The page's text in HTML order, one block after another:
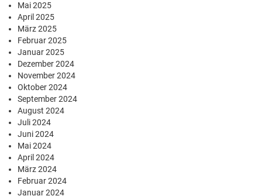
Mai 2025
April 2025
März 2025
Februar 2025
Januar 2025
Dezember 2024
November 2024
Oktober 2024
September 2024
August 2024
Juli 2024
Juni 2024
Mai 2024
April 2024
März 2024
Februar 2024
Januar 2024